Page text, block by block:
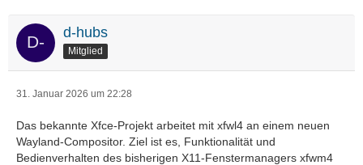
d-hubs
Mitglied
31. Januar 2026 um 22:28
Das bekannte Xfce-Projekt arbeitet mit xfwl4 an einem neuen
Wayland-Compositor. Ziel ist es, Funktionalität und
Bedienverhalten des bisherigen X11-Fenstermanagers xfwm4